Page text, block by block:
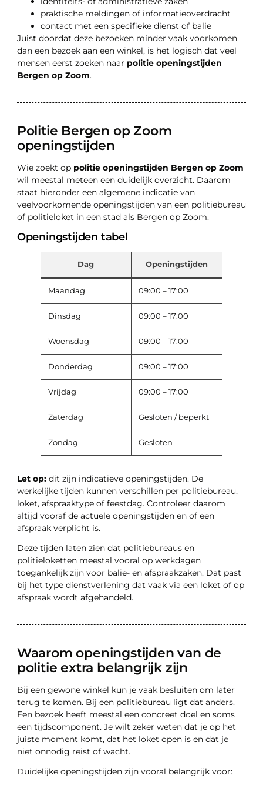
praktische meldingen of informatieoverdracht
contact met een specifieke dienst of balie
Juist doordat deze bezoeken minder vaak voorkomen
dan een bezoek aan een winkel, is het logisch dat veel
mensen eerst zoeken naar politie openingstijden
Bergen op Zoom.
Politie Bergen op Zoom
openingstijden
Wie zoekt op politie openingstijden Bergen op Zoom
wil meestal meteen een duidelijk overzicht. Daarom
staat hieronder een algemene indicatie van
veelvoorkomende openingstijden van een politiebureau
of politieloket in een stad als Bergen op Zoom.
Openingstijden tabel
Dag Openingstijden
Maandag 09:00 – 17:00
Dinsdag 09:00 – 17:00
Woensdag 09:00 – 17:00
Donderdag 09:00 – 17:00
Vrijdag 09:00 – 17:00
Zaterdag Gesloten / beperkt
Zondag Gesloten
Let op:dit zijn indicatieve openingstijden. De
werkelijke tijden kunnen verschillen per politiebureau,
loket, afspraaktype of feestdag. Controleer daarom
altijd vooraf de actuele openingstijden en of een
afspraak verplicht is.
Deze tijden laten zien dat politiebureaus en
politieloketten meestal vooral op werkdagen
toegankelijk zijn voor balie- en afspraakzaken. Dat past
bij het type dienstverlening dat vaak via een loket of op
afspraak wordt afgehandeld.
Waarom openingstijden van de
politie extra belangrijk zijn
Bij een gewone winkel kun je vaak besluiten om later
terug te komen. Bij een politiebureau ligt dat anders.
Een bezoek heeft meestal een concreet doel en soms
een tijdscomponent. Je wilt zeker weten dat je op het
juiste moment komt, dat het loket open is en dat je
niet onnodig reist of wacht.
Duidelijke openingstijden zijn vooral belangrijk voor: